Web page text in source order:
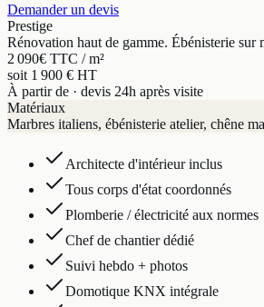
Demander un devis
Prestige
Rénovation haut de gamme. Ébénisterie sur
2 090€ TTC / m²
soit 1 900 € HT
À partir de · devis 24h après visite
Matériaux
Marbres italiens, ébénisterie atelier, chêne
Architecte d'intérieur inclus
Tous corps d'état coordonnés
Plomberie / électricité aux normes
Chef de chantier dédié
Suivi hebdo + photos
Domotique KNX intégrale